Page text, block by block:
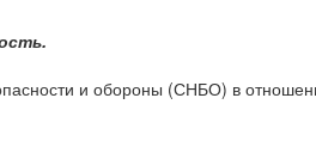
и обороны (СНБО) в